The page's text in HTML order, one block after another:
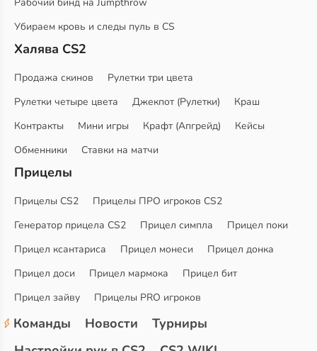
Рабочий бинд на Jumpthrow
Убираем кровь и следы пуль в CS
Халява CS2
Продажа скинов
Рулетки три цвета
Рулетки четыре цвета
Джекпот (Рулетки)
Краш
Контракты
Мини игры Крафт (Апгрейд)
Кейсы
Обменники
Ставки на матчи
Прицелы
Прицелы CS2
Прицелы ПРО игроков CS2
Генератор прицела CS2
Прицел симпла
Прицел поки
Прицел ксантариса
Прицел монеси
Прицел донка
Прицел доси
Прицел мармока
Прицел бит
Прицел зайву
Прицелы PRO игроков
Команды Новости
Турниры